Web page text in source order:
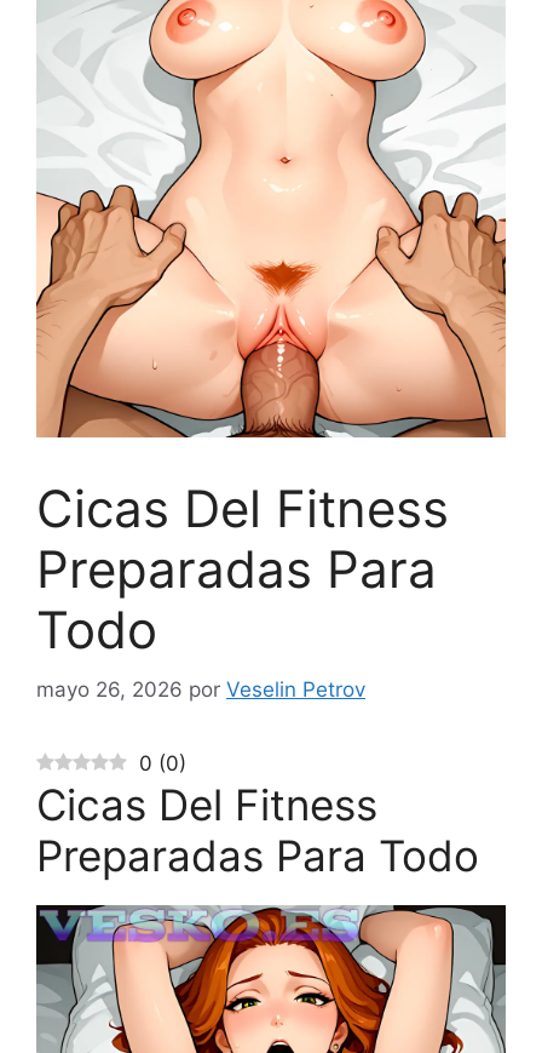
Cicas Del Fitness
Preparadas Para
Todo
mayo 26, 2026 por Veselin Petrov
0 (0)
Cicas Del Fitness
Preparadas Para Todo